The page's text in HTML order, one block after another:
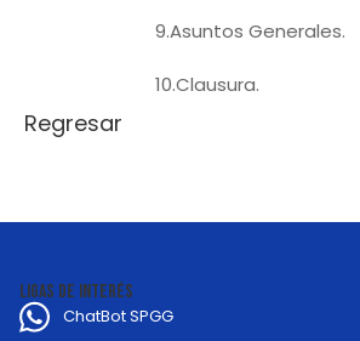
9.Asuntos Generales.
10.Clausura.
Regresar
LIGAS DE INTERÉS
ChatBot SPGG